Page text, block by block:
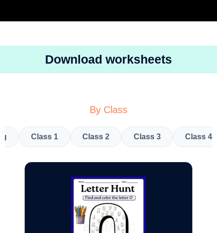
Download worksheets
By Class
Class 1 Class 2 Class 3 Class 4